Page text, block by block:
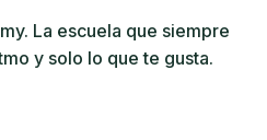
La escuela que siempre
y solo lo que te gusta.